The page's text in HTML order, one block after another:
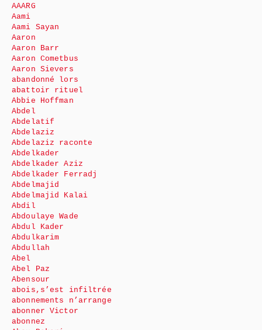
AAARG
Aami
Aami Sayan
Aaron
Aaron Barr
Aaron Cometbus
Aaron Sievers
abandonné lors
abattoir rituel
Abbie Hoffman
Abdel
Abdelatif
Abdelaziz
Abdelaziz raconte
Abdelkader
Abdelkader Aziz
Abdelkader Ferradj
Abdelmajid
Abdelmajid Kalai
Abdil
Abdoulaye Wade
Abdul Kader
Abdulkarim
Abdullah
Abel
Abel Paz
Abensour
abois,s’est infiltrée
abonnements n’arrange
abonner Victor
abonnez